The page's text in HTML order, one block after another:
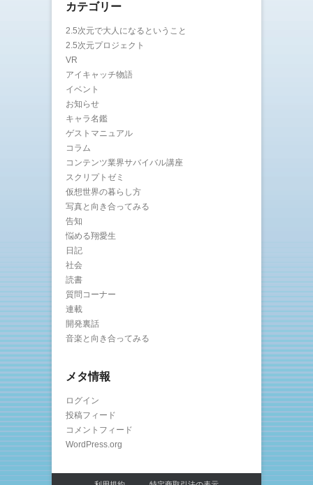
カテゴリー
2.5次元で大人になるということ
2.5次元プロジェクト
VR
アイキャッチ物語
イベント
お知らせ
キャラ名鑑
ゲストマニュアル
コラム
コンテンツ業界サバイバル講座
スクリプトゼミ
仮想世界の暮らし方
写真と向き合ってみる
告知
悩める翔愛生
日記
社会
読書
質問コーナー
連載
開発裏話
音楽と向き合ってみる
メタ情報
ログイン
投稿フィード
コメントフィード
WordPress.org